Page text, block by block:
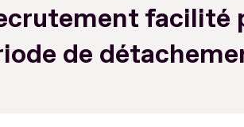
facilité
de